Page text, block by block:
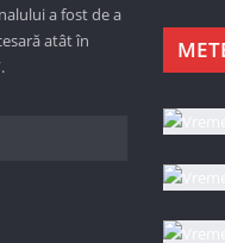
a fost de a
atât în